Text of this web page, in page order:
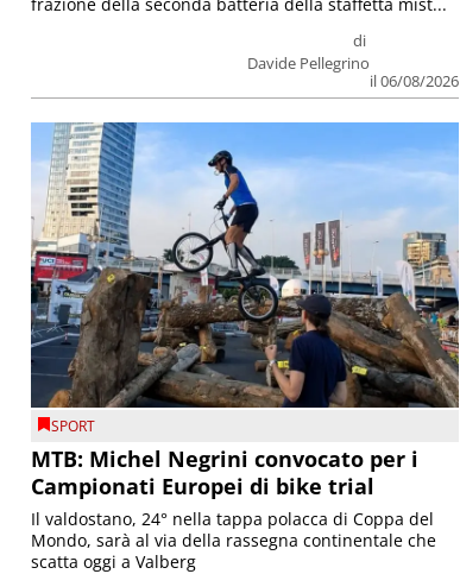
di
Davide Pellegrino
il 06/08/2026
SPORT
MTB: Michel Negrini convocato per i
Campionati Europei di bike trial
Il valdostano, 24° nella tappa polacca di Coppa del
Mondo, sarà al via della rassegna continentale che
scatta oggi a Valberg